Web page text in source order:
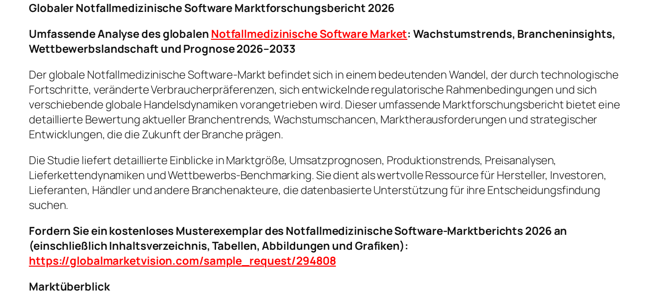
Globaler Notfallmedizinische Software Marktforschungsbericht 2026
Umfassende Analyse des globalen Notfallmedizinische Software Market: Wachstumstrends, Brancheninsights,
Wettbewerbslandschaft und Prognose 2026–2033
Der globale Notfallmedizinische Software-Markt befindet sich in einem bedeutenden Wandel, der durch technologische
Fortschritte, veränderte Verbraucherpräferenzen, sich entwickelnde regulatorische Rahmenbedingungen und sich
verschiebende globale Handelsdynamiken vorangetrieben wird. Dieser umfassende Marktforschungsbericht bietet eine
detaillierte Bewertung aktueller Branchentrends, Wachstumschancen, Marktherausforderungen und strategischer
Entwicklungen, die die Zukunft der Branche prägen.
Die Studie liefert detaillierte Einblicke in Marktgröße, Umsatzprognosen, Produktionstrends, Preisanalysen,
Lieferkettendynamiken und Wettbewerbs-Benchmarking. Sie dient als wertvolle Ressource für Hersteller, Investoren,
Lieferanten, Händler und andere Branchenakteure, die datenbasierte Unterstützung für ihre Entscheidungsfindung
suchen.
Fordern Sie ein kostenloses Musterexemplar des Notfallmedizinische Software-Marktberichts 2026 an
(einschließlich Inhaltsverzeichnis, Tabellen, Abbildungen und Grafiken):
https://globalmarketvision.com/sample_request/294808
Marktüberblick